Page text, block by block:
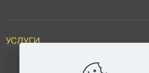
УСЛУГИ
ДОПОЛНИТЕЛЬНЫЕ